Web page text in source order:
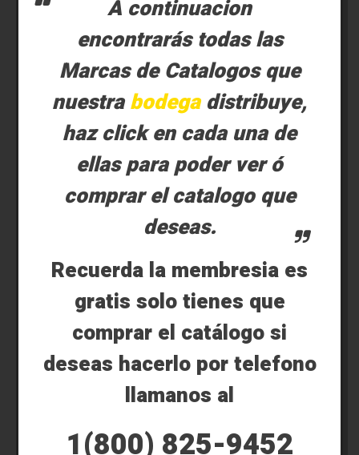
A continuacion
encontrarás todas las
Marcas de Catalogos que
nuestrabodegadistribuye,
haz click en cada una de
ellas para poder ver ó
comprar el catalogo que
deseas.
Recuerda la membresia es
gratis solo tienes que
comprar el catálogo si
deseas hacerlo por telefono
llamanos al
1(800) 825-9452